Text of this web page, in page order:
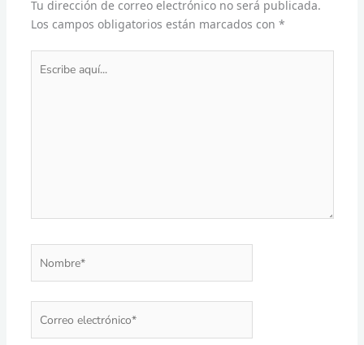
Tu dirección de correo electrónico no será publicada.
Los campos obligatorios están marcados con *
aquí...
electrónico*